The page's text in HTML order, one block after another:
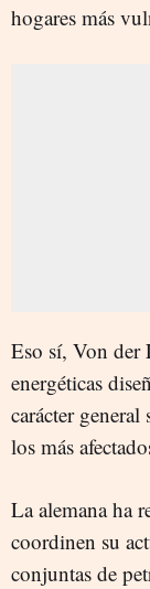
hogares más
Eso sí, Von der
energéticas
carácter
los más
La alemana ha
coordinen su
conjuntas de